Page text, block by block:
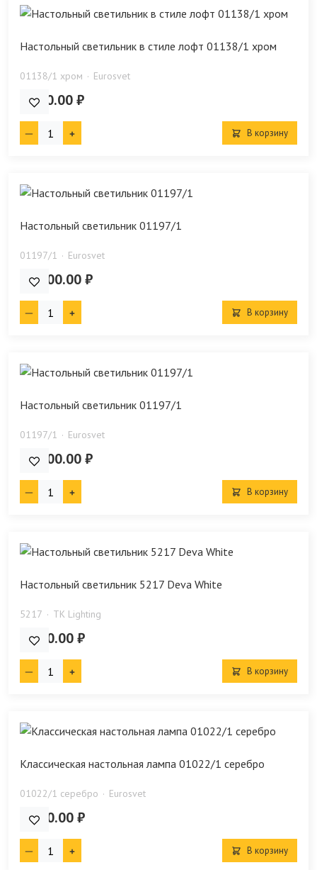
Настольный светильник в стиле лофт 01138/1 хром
01138/1 хром Eurosvet
7 640.00 ₽
В корзину
Настольный светильник 01197/1
01197/1 Eurosvet
10 100.00 ₽
В корзину
Настольный светильник 01197/1
01197/1 Eurosvet
10 700.00 ₽
В корзину
Настольный светильник 5217 Deva White
5217 TK Lighting
5 510.00 ₽
В корзину
Классическая настольная лампа 01022/1 серебро
01022/1 серебро Eurosvet
9 700.00 ₽
В корзину